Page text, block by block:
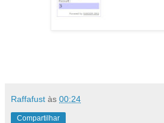
Raffafust às 00:24
Compartilhar